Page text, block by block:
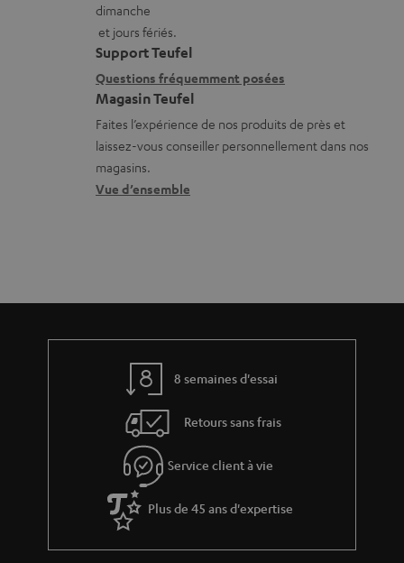
h
a
r
g
e
a
b
n
s
r
e
l
a
t
s
a
t
i
o
n
s
r
v
a
i
l
s
c
o
n
dimanche
et jours fériés.
Support Teufel
Questions fréquemment posées
Magasin Teufel
Faites l’expérience de nos produits de près et
laissez-vous conseiller personnellement dans nos
magasins.
Vue d’ensemble
8 semaines d'essai
Retours sans frais
Service client à vie
Plus de 45 ans d'expertise